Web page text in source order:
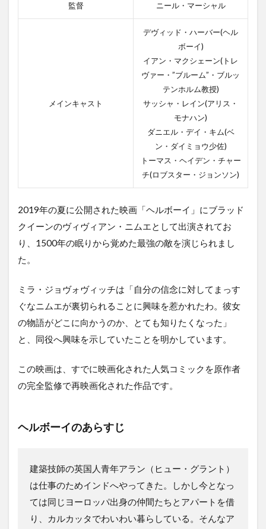
監督 ニール・マーシャル
メインキャスト
デヴィッド・ハーバー(ヘル
ボーイ)
イアン・マクシェーン(トレ
ヴァー・”ブルーム”・ブルッ
テンホルム教授)
サッシャ・レイン(アリス・
モナハン)
ダニエル・デイ・キム(ベ
ン・ダイミョウ少佐)
トーマス・ヘイデン・チャー
チ(ロブスター・ジョンソン)
2019年の夏に公開された映画「ヘルボーイ」にブラッド
クイーンのヴィヴィアン・ニムエとして出演されてお
り、1500年の眠りから覚めた最強の敵を演じられまし
た。
ミラ・ジョヴォヴィッチは「自分の信念に対してまっす
ぐなニムエが裏切られることに興味を惹かれたわ。彼女
の物語がどこに向かうのか、とても知りたくなった」
と、同役へ興味を示していたことを明かしています。
この映画は、すでに映画化された人気コミックを原作者
の完全監修で再映画化された作品です。
ヘルボーイのあらすじ
建築技師の英国人青年アラン（ヒュー・グラント）
は仕事のためインドへやってきた。しかし今となっ
ては同じヨーロッパ出身の仲間たちとアパートを借
り、カルカッタでわいわい暮らしている。そんなア